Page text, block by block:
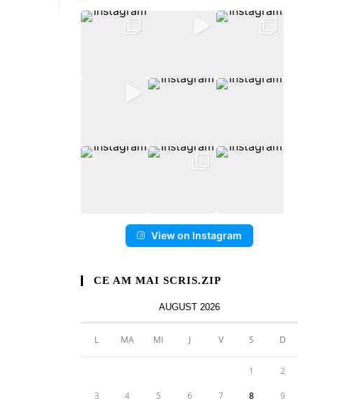
View on Instagram
CE AM MAI SCRIS.ZIP
AUGUST 2026
L MA MI J V S D
1 2
3 4 5 6 7 8 9